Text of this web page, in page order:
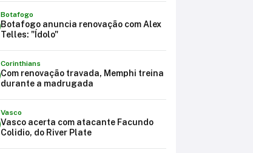
Botafogo
Botafogo anuncia renovação com Alex
Telles: "Ídolo"
Corinthians
Com renovação travada, Memphi treina
durante a madrugada
Vasco
Vasco acerta com atacante Facundo
Colidio, do River Plate